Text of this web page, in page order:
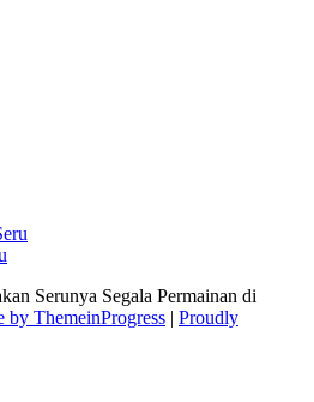
Serunya Segala Permainan di
by ThemeinProgress | Proudly